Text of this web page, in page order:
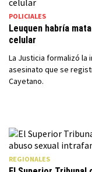
POLICIALES
Leuquen habría
celular
La Justicia formalizó la
asesinato que se
Cayetano.
REGIONALES